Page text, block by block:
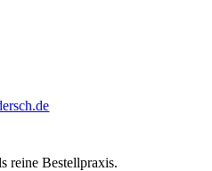
reine Bestellpraxis.